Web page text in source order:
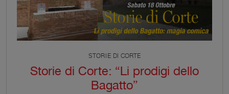
STORIE DI CORTE
Storie di Corte: “Li prodigi dello
Bagatto”